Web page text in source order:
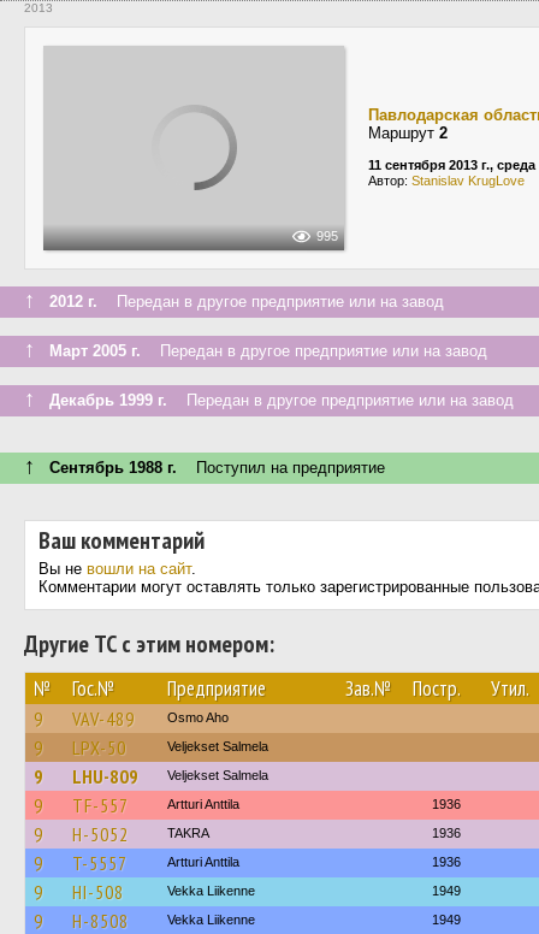
2013
995
Павлодарская
Маршрут 2
11 сентября 2013 г., среда
Автор: Stanislav KrugLove
↑ 2012 г. Передан в другое предприятие или на завод
↑ Март 2005 г. Передан в другое предприятие или на завод
↑ Декабрь 1999 г. Передан в другое предприятие или на завод
↑ Сентябрь 1988 г. Поступил на предприятие
Ваш комментарий
Вы не вошли на сайт.
Комментарии могут оставлять только зарегистрированные
Другие ТС с этим номером:
№ Гос.№ Предприятие Зав.№ Постр. Утил.
9 VAV-489 Osmo Aho
9 LPX-50 Veljekset Salmela
9 LHU-809 Veljekset Salmela
9 TF-557 Artturi Anttila 1936
9 H-5052 TAKRA 1936
9 T-5557 Artturi Anttila 1936
9 HI-508 Vekka Liikenne 1949
9 H-8508 Vekka Liikenne 1949